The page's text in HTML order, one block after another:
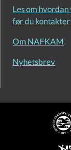
Les om
før du kontakter
Om NAFKAM
Nyhetsbrev